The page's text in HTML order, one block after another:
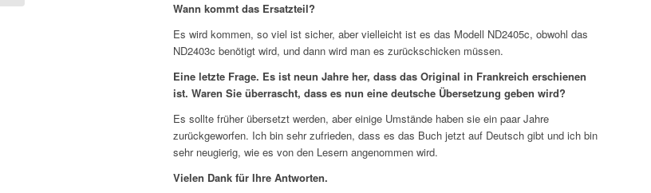
Wann kommt das Ersatzteil?
Es wird kommen, so viel ist sicher, aber vielleicht ist es das Modell ND2405c, obwohl das
ND2403c benötigt wird, und dann wird man es zurückschicken müssen.
Eine letzte Frage. Es ist neun Jahre her, dass das Original in Frankreich erschienen
ist. Waren Sie überrascht, dass es nun eine deutsche Übersetzung geben wird?
Es sollte früher übersetzt werden, aber einige Umstände haben sie ein paar Jahre
zurückgeworfen. Ich bin sehr zufrieden, dass es das Buch jetzt auf Deutsch gibt und ich bin
sehr neugierig, wie es von den Lesern angenommen wird.
Vielen Dank für Ihre Antworten.